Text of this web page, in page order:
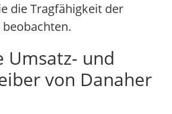
die Tragfähigkeit der
Umsatz- und
von Danaher